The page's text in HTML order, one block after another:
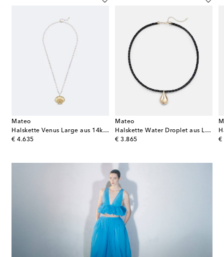
Mateo
Halskette Venus Large aus 14kt Gelbgold
€ 4.635
original price
Mateo
Halskette Water Droplet aus Leder mit 14kt Gelbgold
€ 3.865
original price €